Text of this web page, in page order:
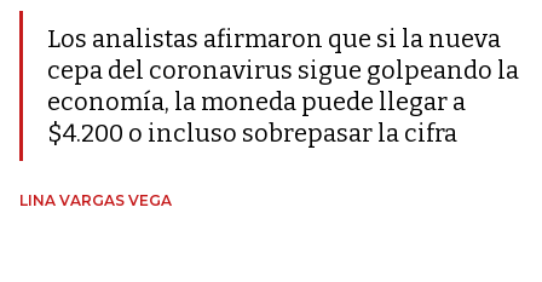
Los analistas afirmaron que si la nueva
cepa del coronavirus sigue golpeando la
economía, la moneda puede llegar a
$4.200 o incluso sobrepasar la cifra
LINA VARGAS VEGA